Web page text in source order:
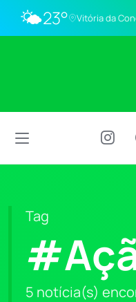
🌤️23° Vitória da
Tag
5 notícia(s)